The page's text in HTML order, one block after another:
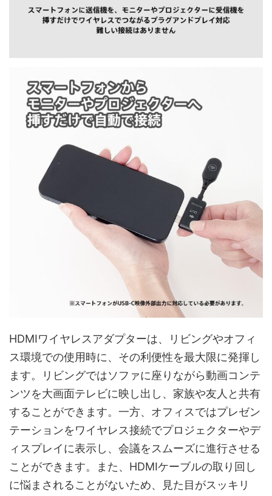
HDMIワイヤレスアダプターは、リビングやオフィ
ス環境での使用時に、その利便性を最大限に発揮し
ます。リビングではソファに座りながら動画コンテ
ンツを大画面テレビに映し出し、家族や友人と共有
することができます。一方、オフィスではプレゼン
テーションをワイヤレス接続でプロジェクターやデ
ィスプレイに表示し、会議をスムーズに進行させる
ことができます。また、HDMIケーブルの取り回し
に悩まされることがないため、見た目がスッキリ